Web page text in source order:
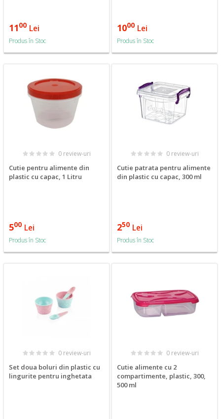
1100 Lei
Produs în Stoc
1000 Lei
Produs în Stoc
0 review-uri
Cutie pentru alimente din
plastic cu capac, 1 Litru
500 Lei
Produs în Stoc
0 review-uri
Cutie patrata pentru alimente
din plastic cu capac, 300 ml
250 Lei
Produs în Stoc
0 review-uri
Set doua boluri din plastic cu
lingurite pentru inghetata
0 review-uri
Cutie alimente cu 2
compartimente, plastic, 300,
500 ml